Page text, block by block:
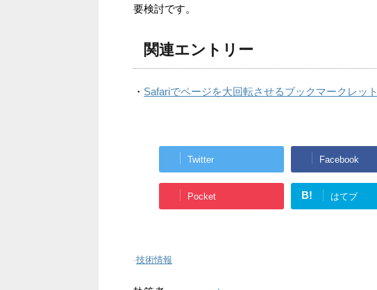
要検討です。
関連エントリー
・ Safariでページを大回転させるブックマークレット
Twitter Facebook
Pocket B! はてブ
-技術情報